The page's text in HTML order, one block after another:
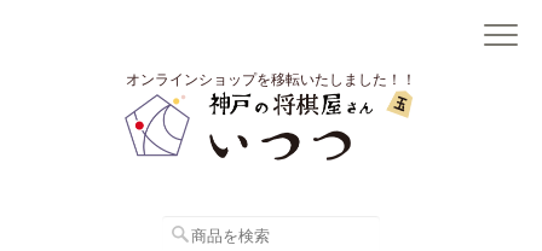
オンラインショップを移転いたしました！！